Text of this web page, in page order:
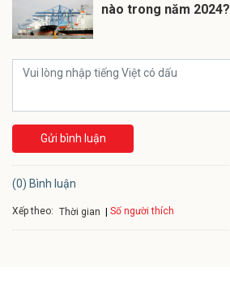
nào trong năm 2024?
Gửi bình luận
(0) Bình luận
Xếp theo: Thời gian Số người thích